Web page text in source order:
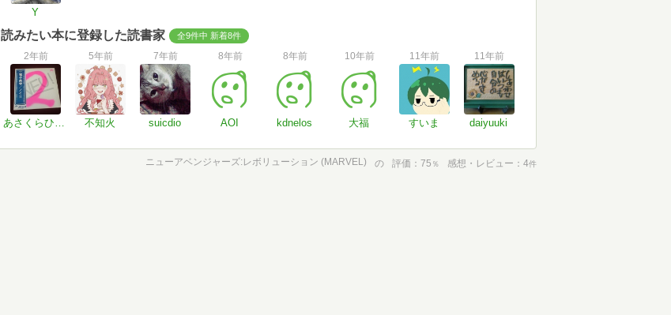
Y
読みたい本に登録した読書家 全9件中 新着8件
2年前
あさくらひさいち
5年前
不知火
7年前
suicdio
8年前
AOI
8年前
kdnelos
10年前
大福
11年前
すいま
11年前
daiyuuki
ニューアベンジャーズ:レボリューション (MARVEL) の 評価 75 ％ 感想・レビュー 4件